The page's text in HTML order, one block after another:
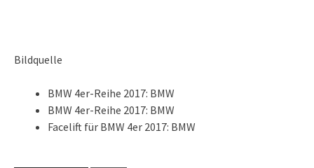
Bildquelle
BMW 4er-Reihe 2017: BMW
BMW 4er-Reihe 2017: BMW
Facelift für BMW 4er 2017: BMW